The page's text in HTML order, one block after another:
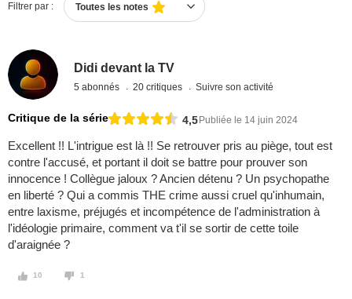
Filtrer par : Toutes les notes
Didi devant la TV
5 abonnés 20 critiques Suivre son activité
Critique de la série 4,5Publiée le 14 juin 2024
Excellent !! L'intrigue est là !! Se retrouver pris au piège, tout est
contre l'accusé, et portant il doit se battre pour prouver son
innocence ! Collègue jaloux ? Ancien détenu ? Un psychopathe
en liberté ? Qui a commis THE crime aussi cruel qu'inhumain,
entre laxisme, préjugés et incompétence de l'administration à
l'idéologie primaire, comment va t'il se sortir de cette toile
d'araignée ?
10 1